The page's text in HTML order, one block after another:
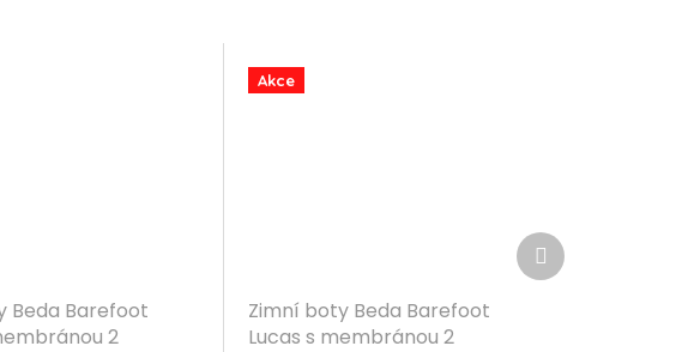
Beda Barefoot
2
Akce
Zimní boty Beda Barefoot
Lucas s membránou 2
Další
produkt